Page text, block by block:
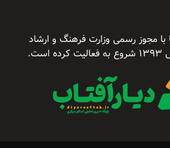
با مجوز رسمی وزارت فرهنگ و ارشاد